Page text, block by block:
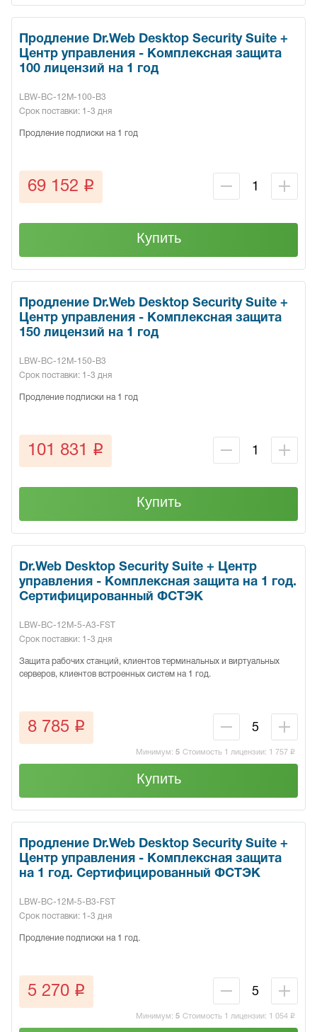
Продление Dr.Web Desktop Security Suite +
Центр управления - Комплексная защита
100 лицензий на 1 год
LBW-BC-12M-100-B3
Срок поставки: 1-3 дня
Продление подписки на 1 год
69 152 q
Купить
Продление Dr.Web Desktop Security Suite +
Центр управления - Комплексная защита
150 лицензий на 1 год
LBW-BC-12M-150-B3
Срок поставки: 1-3 дня
Продление подписки на 1 год
101 831 q
Купить
Dr.Web Desktop Security Suite + Центр
управления - Комплексная защита на 1 год.
Сертифицированный ФСТЭК
LBW-BC-12M-5-A3-FST
Срок поставки: 1-3 дня
Защита рабочих станций, клиентов терминальных и виртуальных
серверов, клиентов встроенных систем на 1 год.
Минимум: 5 Стоимость 1 лицензии: 1 757 q
8 785 q
Купить
Продление Dr.Web Desktop Security Suite +
Центр управления - Комплексная защита
на 1 год. Сертифицированный ФСТЭК
LBW-BC-12M-5-B3-FST
Срок поставки: 1-3 дня
Продление подписки на 1 год.
Минимум: 5 Стоимость 1 лицензии: 1 054 q
5 270 q